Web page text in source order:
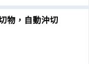
物，自動沖切